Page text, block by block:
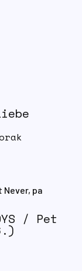
Never, pa
glavni
u ovih tri
da je
/ Pet